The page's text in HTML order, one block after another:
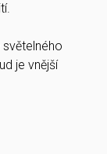
je vnější